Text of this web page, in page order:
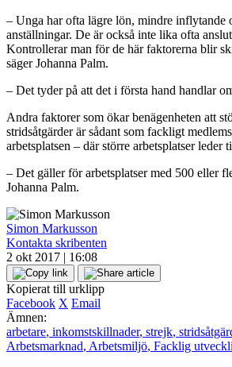
– Unga har ofta lägre lön, mindre inflytande
anställningar. De är också inte lika ofta
Kontrollerar man för de här faktorerna blir
säger Johanna Palm.
– Det tyder på att det i första hand handlar
Andra faktorer som ökar benägenheten att
stridsåtgärder är sådant som fackligt
arbetsplatsen – där större arbetsplatser leder
– Det gäller för arbetsplatser med 500 eller
Johanna Palm.
Simon Markusson
Kontakta skribenten
2 okt 2017 | 16:08
Kopierat till urklipp
Facebook X Email
Ämnen:
arbetare, inkomstskillnader, strejk,
Arbetsmarknad, Arbetsmiljö, Facklig